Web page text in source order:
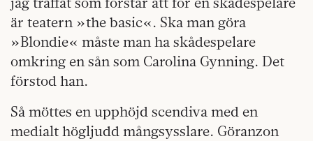
är teatern »the basic«. Ska man göra
»Blondie« måste man ha skådespelare
omkring en sån som Carolina Gynning. Det
förstod han.
Så möttes en upphöjd scendiva med en
medialt högljudd mångsysslare. Göranzon